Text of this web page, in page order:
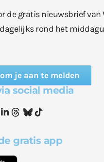
de gratis nieuwsbrief van
rond het
je aan te melden
social media
gratis app